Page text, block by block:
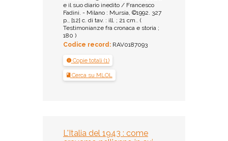
e il suo diario inedito / Francesco
Fadini. - Milano : Mursia, ©1992. 327
p., [12] c. di tav. : ill. ; 21 cm.. (
Testimonianze fra cronaca e storia ;
180 )
Codice record: RAV0187093
Copie totali (1)
Cerca su MLOL
L'Italia del 1943 : come